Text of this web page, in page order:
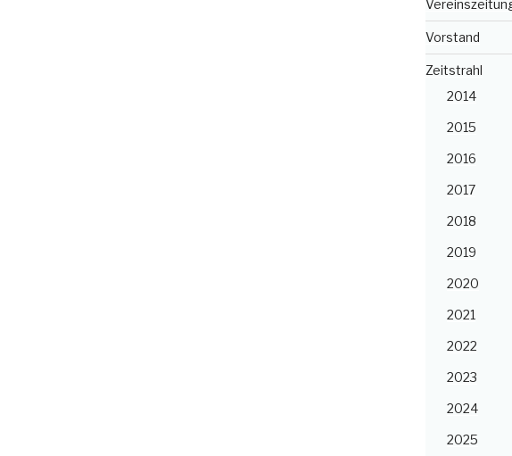
Vorstand
Zeitstrahl
2014
2015
2016
2017
2018
2019
2020
2021
2022
2023
2024
2025